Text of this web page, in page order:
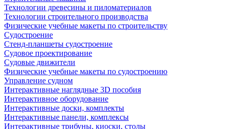
Технологии древесины и пиломатериалов
Технологии строительного производства
Физические учебные макеты по строительству
Судостроение
Стенд-планшеты судостроение
Судовое проектирование
Судовые движители
Физические учебные макеты по судостроению
Управление судном
Интерактивные наглядные 3D пособия
Интерактивное оборудование
Интерактивные доски, комплекты
Интерактивные панели, комплексы
Интерактивные трибуны, киоски, столы